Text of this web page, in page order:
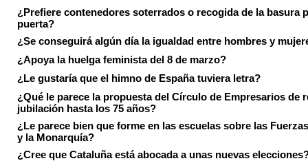
¿Prefiere contenedores soterrados o recogida de la basura
puerta?
¿Se conseguirá algún día la igualdad entre hombres y
¿Apoya la huelga feminista del 8 de marzo?
¿Le gustaría que el himno de España tuviera letra?
¿Qué le parece la propuesta del Círculo de Empresarios de
jubilación hasta los 75 años?
¿Le parece bien que forme en las escuelas sobre las
y la Monarquía?
¿Cree que Cataluña está abocada a unas nuevas